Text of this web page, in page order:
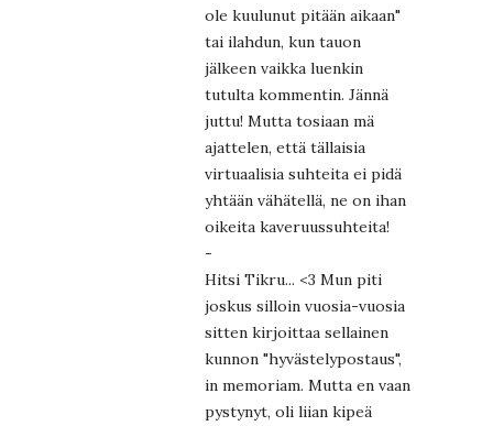
ole kuulunut pitään aikaan"
tai ilahdun, kun tauon
jälkeen vaikka luenkin
tutulta kommentin. Jännä
juttu! Mutta tosiaan mä
ajattelen, että tällaisia
virtuaalisia suhteita ei pidä
yhtään vähätellä, ne on ihan
oikeita kaveruussuhteita!
-
Hitsi Tikru... <3 Mun piti
joskus silloin vuosia-vuosia
sitten kirjoittaa sellainen
kunnon "hyvästelypostaus",
in memoriam. Mutta en vaan
pystynyt, oli liian kipeä